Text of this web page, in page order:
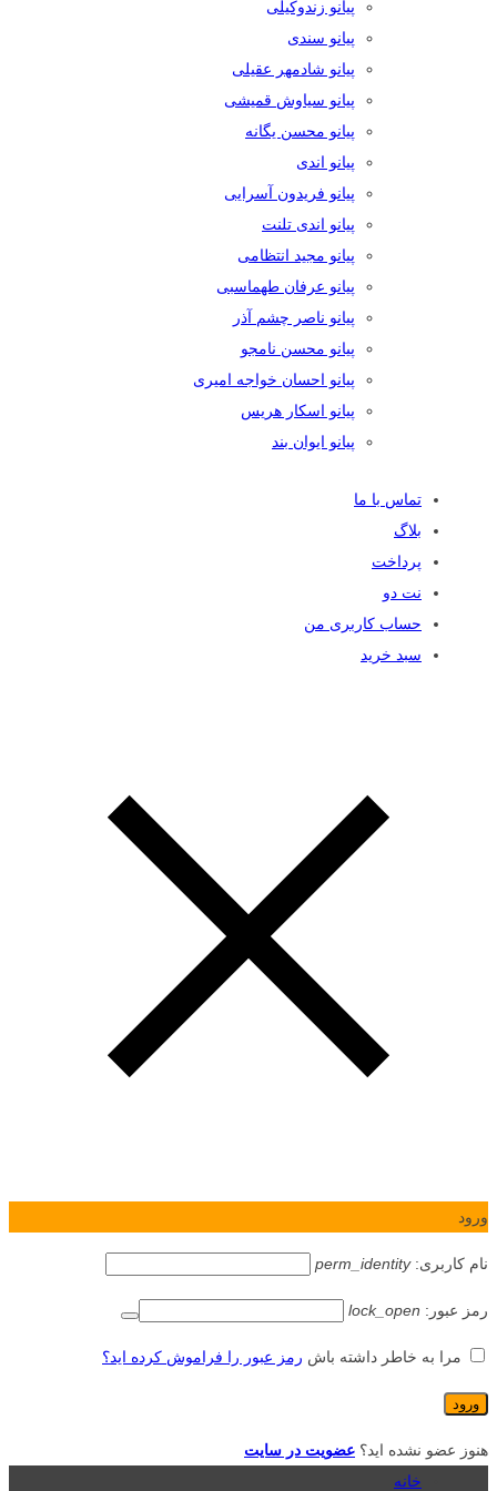
پیانو زندوکیلی
پیانو سندی
پیانو شادمهر عقیلی
پیانو سیاوش قمیشی
پیانو محسن یگانه
پیانو اندی
پیانو فریدون آسرایی
پیانو اندی تلنت
پیانو مجید انتظامی
پیانو عرفان طهماسبی
پیانو ناصر چشم آذر
پیانو محسن نامجو
پیانو احسان خواجه امیری
پیانو اسکار هریس
پیانو ایوان بند
تماس با ما
بلاگ
پرداخت
نت دو
حساب کاربری من
سبد خرید
ورود
نام کاربری:perm_identity
رمز عبور: lock_open
مرا به خاطر داشته باش رمز عبور را فراموش کرده اید؟
هنوز عضو نشده اید؟ عضویت در سایت
خانه